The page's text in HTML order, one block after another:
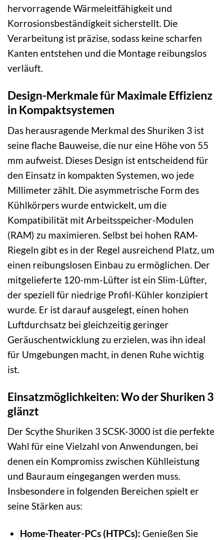
hervorragende Wärmeleitfähigkeit und
Korrosionsbeständigkeit sicherstellt. Die
Verarbeitung ist präzise, sodass keine scharfen
Kanten entstehen und die Montage reibungslos
verläuft.
Design-Merkmale für Maximale Effizienz
in Kompaktsystemen
Das herausragende Merkmal des Shuriken 3 ist
seine flache Bauweise, die nur eine Höhe von 55
mm aufweist. Dieses Design ist entscheidend für
den Einsatz in kompakten Systemen, wo jede
Millimeter zählt. Die asymmetrische Form des
Kühlkörpers wurde entwickelt, um die
Kompatibilität mit Arbeitsspeicher-Modulen
(RAM) zu maximieren. Selbst bei hohen RAM-
Riegeln gibt es in der Regel ausreichend Platz, um
einen reibungslosen Einbau zu ermöglichen. Der
mitgelieferte 120-mm-Lüfter ist ein Slim-Lüfter,
der speziell für niedrige Profil-Kühler konzipiert
wurde. Er ist darauf ausgelegt, einen hohen
Luftdurchsatz bei gleichzeitig geringer
Geräuschentwicklung zu erzielen, was ihn ideal
für Umgebungen macht, in denen Ruhe wichtig
ist.
Einsatzmöglichkeiten: Wo der Shuriken 3
glänzt
Der Scythe Shuriken 3 SCSK-3000 ist die perfekte
Wahl für eine Vielzahl von Anwendungen, bei
denen ein Kompromiss zwischen Kühlleistung
und Bauraum eingegangen werden muss.
Insbesondere in folgenden Bereichen spielt er
seine Stärken aus:
Home-Theater-PCs (HTPCs): Genießen Sie